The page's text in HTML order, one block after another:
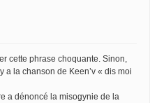
cette phrase choquante. Sinon,
a la chanson de Keen’v « dis moi
a dénoncé la misogynie de la